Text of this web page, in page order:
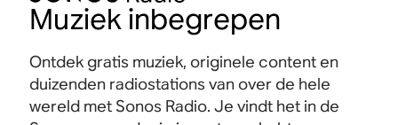
Muziek inbegrepen
Ontdek gratis muziek, originele content en
duizenden radiostations van over de hele
wereld met Sonos Radio. Je vindt het in de